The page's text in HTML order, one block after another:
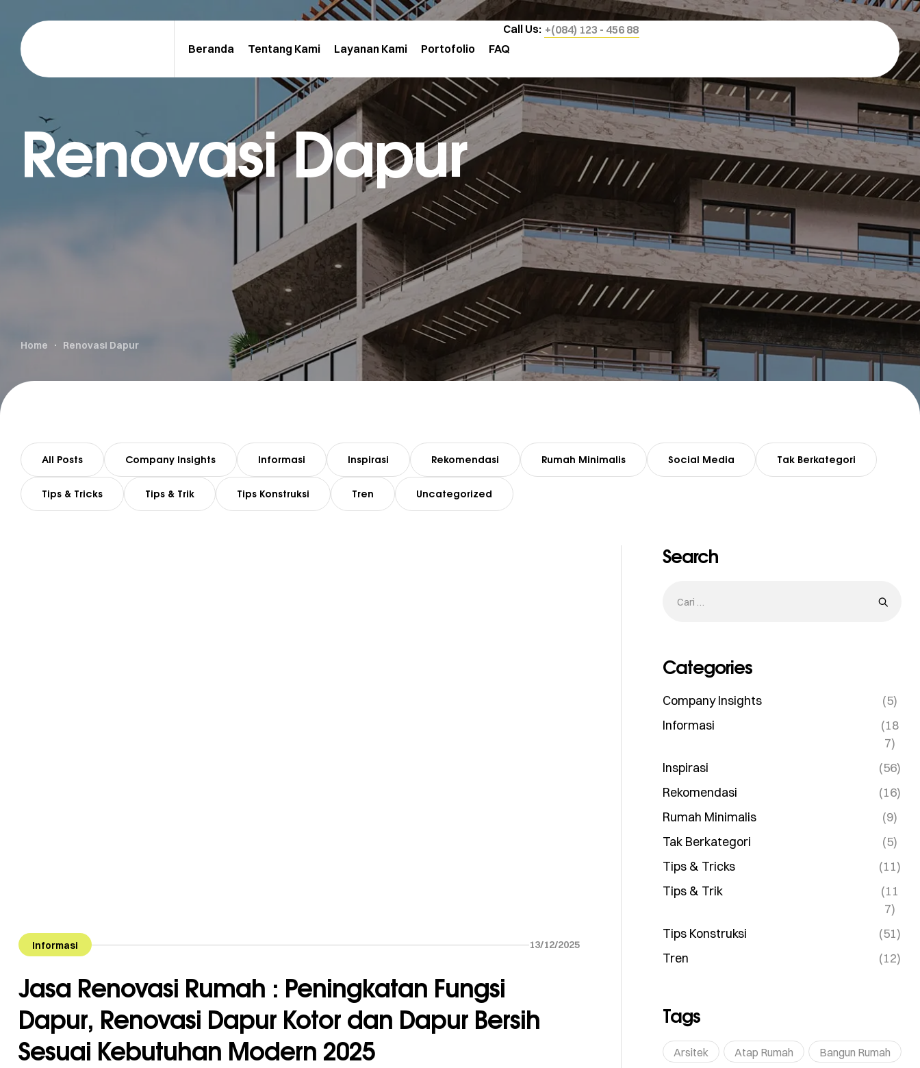
Beranda Tentang Kami Layanan Kami Portofolio FAQ
Call Us: +(084) 123 - 456 88
Renovasi Dapur
Home Renovasi Dapur
All Posts Company Insights Informasi Inspirasi Rekomendasi Rumah Minimalis Social Media Tak Berkategori
Tips & Tricks Tips & Trik Tips Konstruksi Tren Uncategorized
Informasi 13/12/2025
Jasa Renovasi Rumah : Peningkatan Fungsi
Dapur, Renovasi Dapur Kotor dan Dapur Bersih
Sesuai Kebutuhan Modern 2025
Search
Categories
Company Insights
(5)
Informasi
(18
7)
Inspirasi
(56)
Rekomendasi
(16)
Rumah Minimalis
(9)
Tak Berkategori
(5)
Tips & Tricks
(11)
Tips & Trik
(11
7)
Tips Konstruksi
(51)
Tren
(12)
Tags
Arsitek Atap Rumah
Bangun Rumah